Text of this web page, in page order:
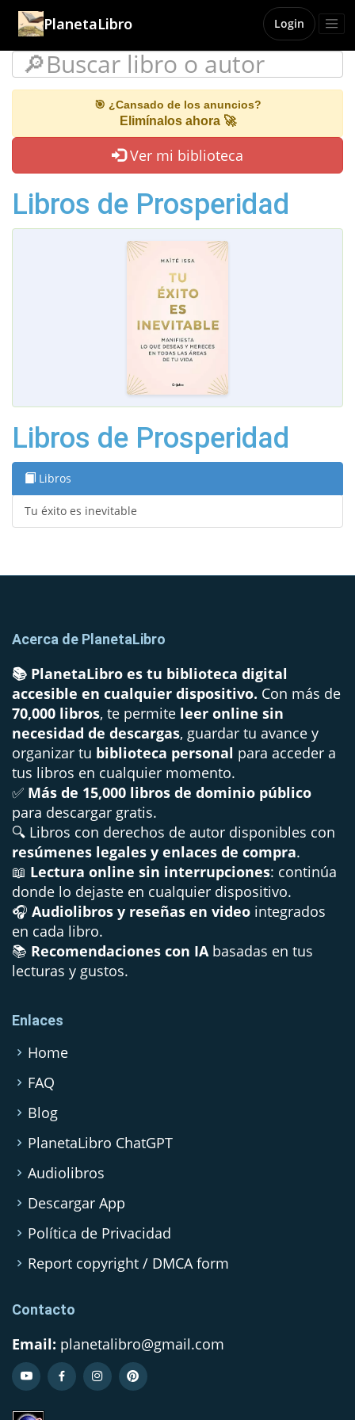
PlanetaLibro Login
🎯 ¿Cansado de los anuncios?
Elimínalos ahora 🚀
Ver mi biblioteca
Libros de Prosperidad
Libros de Prosperidad
Libros
Tu éxito es inevitable
Acerca de PlanetaLibro
📚 PlanetaLibro es tu biblioteca digital
accesible en cualquier dispositivo. Con más de
70,000 libros, te permite leer online sin
necesidad de descargas, guardar tu avance y
organizar tu biblioteca personal para acceder a
tus libros en cualquier momento.
✅ Más de 15,000 libros de dominio público
para descargar gratis.
🔍 Libros con derechos de autor disponibles con
resúmenes legales y enlaces de compra.
📖 Lectura online sin interrupciones: continúa
donde lo dejaste en cualquier dispositivo.
🎧 Audiolibros y reseñas en video integrados
en cada libro.
📚 Recomendaciones con IA basadas en tus
lecturas y gustos.
Enlaces
Home
FAQ
Blog
PlanetaLibro ChatGPT
Audiolibros
Descargar App
Política de Privacidad
Report copyright / DMCA form
Contacto
Email: planetalibro@gmail.com